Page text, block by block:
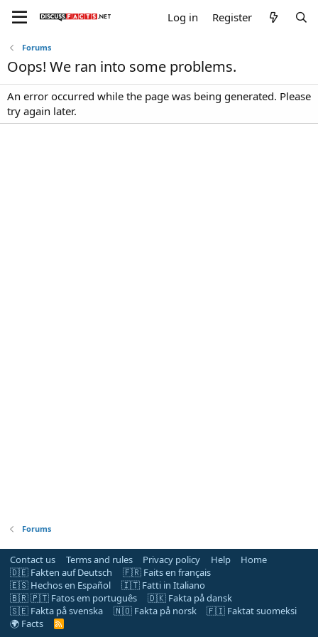
Log in Register
Forums
Oops! We ran into some problems.
An error occurred while the page was being generated. Please
try again later.
Forums
Contact us Terms and rules Privacy policy Help
Home
🇩🇪 Fakten auf Deutsch
🇫🇷 Faits en français
🇪🇸 Hechos en Español
🇮🇹 Fatti in Italiano
🇧🇷 🇵🇹 Fatos em português
🇩🇰 Fakta på dansk
🇸🇪 Fakta på svenska
🇳🇴 Fakta på norsk
🇫🇮 Faktat suomeksi
🌍 Facts
R